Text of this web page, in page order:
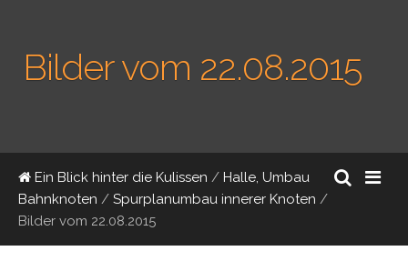
Bilder vom 22.08.2015
Ein Blick hinter die Kulissen / Halle, Umbau
Bahnknoten / Spurplanumbau innerer Knoten /
Bilder vom 22.08.2015